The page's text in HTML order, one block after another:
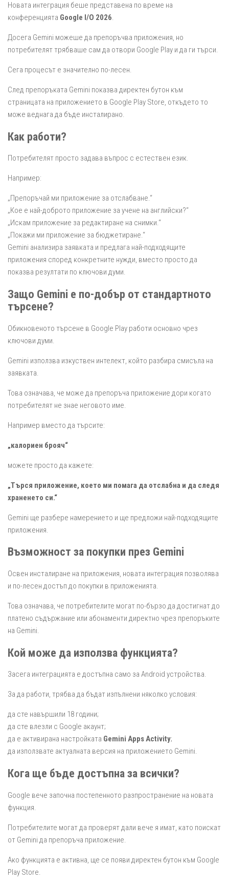
Новата интеграция беше представена по време на
конференцията Google I/O 2026.
Досега Gemini можеше да препоръчва приложения, но
потребителят трябваше сам да отвори Google Play и да ги търси.
Сега процесът е значително по-лесен.
След препоръката Gemini показва директен бутон към
страницата на приложението в Google Play Store, откъдето то
може веднага да бъде инсталирано.
Как работи?
Потребителят просто задава въпрос с естествен език.
Например:
„Препоръчай ми приложение за отслабване.“
„Кое е най-доброто приложение за учене на английски?“
„Искам приложение за редактиране на снимки.“
„Покажи ми приложение за бюджетиране.“
Gemini анализира заявката и предлага най-подходящите
приложения според конкретните нужди, вместо просто да
показва резултати по ключови думи.
Защо Gemini е по-добър от стандартното
търсене?
Обикновеното търсене в Google Play работи основно чрез
ключови думи.
Gemini използва изкуствен интелект, който разбира смисъла на
заявката.
Това означава, че може да препоръча приложение дори когато
потребителят не знае неговото име.
Например вместо да търсите:
„калориен брояч“
можете просто да кажете:
„Търся приложение, което ми помага да отслабна и да следя
храненето си.“
Gemini ще разбере намерението и ще предложи най-подходящите
приложения.
Възможност за покупки през Gemini
Освен инсталиране на приложения, новата интеграция позволява
и по-лесен достъп до покупки в приложенията.
Това означава, че потребителите могат по-бързо да достигнат до
платено съдържание или абонаменти директно чрез препоръките
на Gemini.
Кой може да използва функцията?
Засега интеграцията е достъпна само за Android устройства.
За да работи, трябва да бъдат изпълнени няколко условия:
да сте навършили 18 години;
да сте влезли с Google акаунт;
да е активирана настройката Gemini Apps Activity;
да използвате актуалната версия на приложението Gemini.
Кога ще бъде достъпна за всички?
Google вече започна постепенното разпространение на новата
функция.
Потребителите могат да проверят дали вече я имат, като поискат
от Gemini да препоръча приложение.
Ако функцията е активна, ще се появи директен бутон към Google
Play Store.